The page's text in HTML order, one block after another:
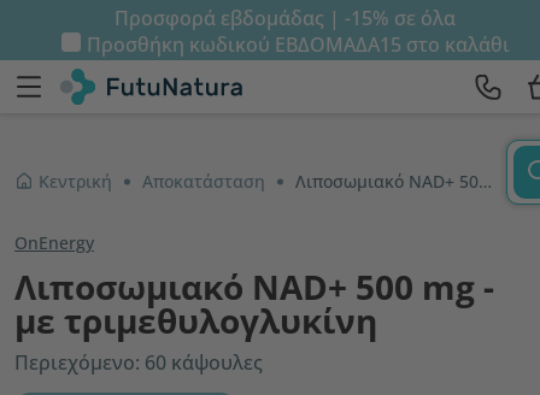
Προσφορά εβδομάδας | -15% σε όλα
Προσθήκη κωδικού ΕΒΔΟΜΑΔΑ15 στο καλάθι
Κεντρική Αποκατάσταση Λιποσωμιακό NAD+ 500 mg - με τριμεθυλογλυκίνη
OnEnergy
Λιποσωμιακό NAD+ 500 mg -
με τριμεθυλογλυκίνη
Περιεχόμενο: 60 κάψουλες